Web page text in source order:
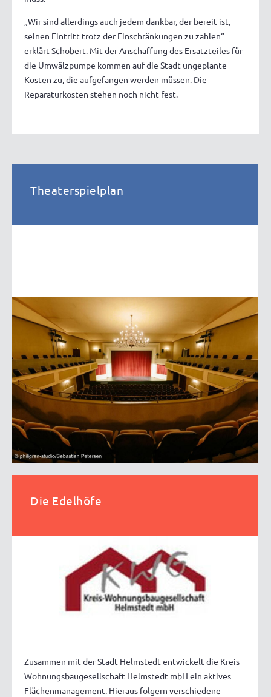
„Wir sind allerdings auch jedem dankbar, der bereit ist,
seinen Eintritt trotz der Einschränkungen zu zahlen“
erklärt Schobert. Mit der Anschaffung des Ersatzteiles für
die Umwälzpumpe kommen auf die Stadt ungeplante
Kosten zu, die aufgefangen werden müssen. Die
Reparaturkosten stehen noch nicht fest.
Theaterspielplan
Die Edelhöfe
Zusammen mit der Stadt Helmstedt entwickelt die Kreis-
Wohnungsbaugesellschaft Helmstedt mbH ein aktives
Flächenmanagement. Hieraus folgern verschiedene